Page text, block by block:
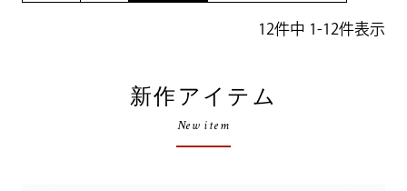
12件中 1-12件表示
新作アイテム
New item